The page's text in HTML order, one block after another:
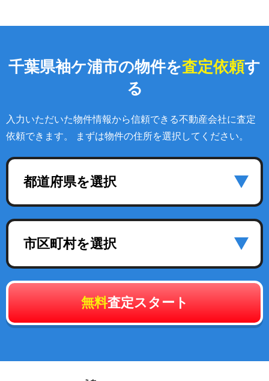
千葉県袖ケ浦市の物件を査定依頼す
る
入力いただいた物件情報から信頼できる不動産会社に査定
依頼できます。 まずは物件の住所を選択してください。
都道府県を選択
市区町村を選択
無料査定スタート